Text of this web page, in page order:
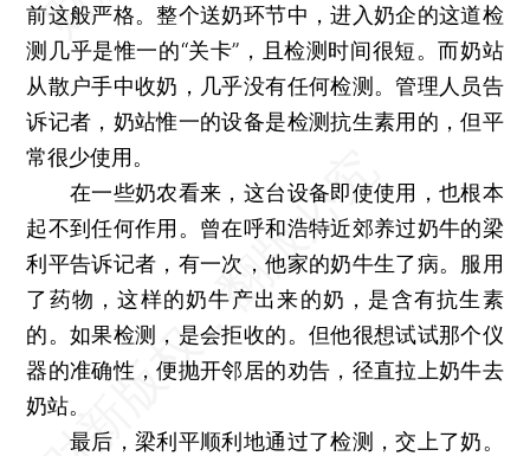
前这般严格。整个送奶环节中，进入奶企的这道检
测几乎是惟一的“关卡”，且检测时间很短。而奶站
从散户手中收奶，几乎没有任何检测。管理人员告
诉记者，奶站惟一的设备是检测抗生素用的，但平
常很少使用。
在一些奶农看来，这台设备即使使用，也根本
起不到任何作用。曾在呼和浩特近郊养过奶牛的梁
利平告诉记者，有一次，他家的奶牛生了病。服用
了药物，这样的奶牛产出来的奶，是含有抗生素
的。如果检测，是会拒收的。但他很想试试那个仪
器的准确性，便抛开邻居的劝告，径直拉上奶牛去
奶站。
最后，梁利平顺利地通过了检测，交上了奶。